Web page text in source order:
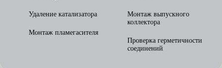
Удаление катализатора
Монтаж пламегасителя
Монтаж выпускного
коллектора
Проверка герметичности
соединений